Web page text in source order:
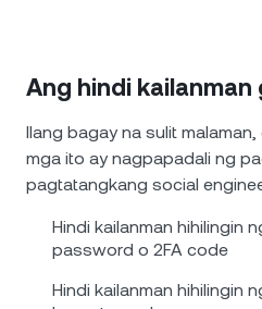
Ang hindi kailanman
Ilang bagay na sulit
mga ito ay nagpapadali ng
pagtatangkang social
Hindi kailanman hihilingin
password o 2FA code
Hindi kailanman hihilingin